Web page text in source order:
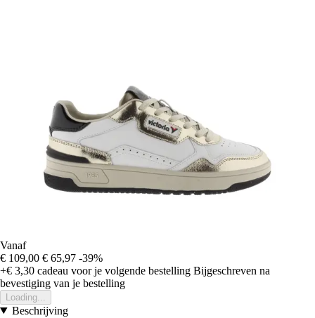
Vanaf
€ 109,00 € 65,97 -39%
+€ 3,30 cadeau voor je volgende bestelling Bijgeschreven na
bevestiging van je bestelling
Loading...
Beschrijving